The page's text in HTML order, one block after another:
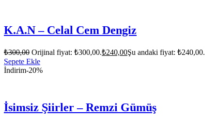
K.A.N – Celal Cem Dengiz
₺300,00 Orijinal fiyat: ₺300,00.₺240,00Şu andaki fiyat: ₺240,00.
Sepete Ekle
İndirim-20%
İsimsiz Şiirler – Remzi Gümüş